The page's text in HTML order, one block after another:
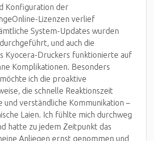
Konfiguration der
Lizenzen verlief
System-Updates wurden
und auch die
Kyocera-Druckers funktionierte auf
Komplikationen. Besonders
ich die proaktive
die schnelle Reaktionszeit
und verständliche Kommunikation –
Laien. Ich fühlte mich durchweg
hatte zu jedem Zeitpunkt das
Anliegen ernst genommen und